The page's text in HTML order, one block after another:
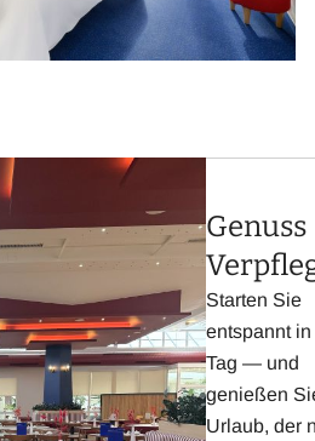
Genuss
Starten Sie
entspannt in
Tag — und
genießen
Urlaub, der